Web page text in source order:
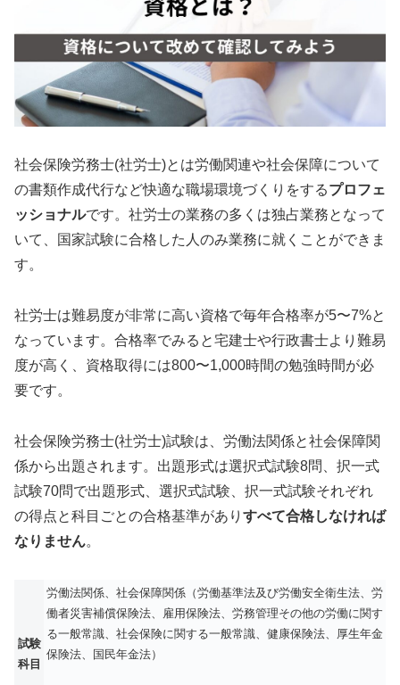
社会保険労務士(社労士)とは労働関連や社会保障について
の書類作成代行など快適な職場環境づくりをするプロフェ
ッショナルです。社労士の業務の多くは独占業務となって
いて、国家試験に合格した人のみ業務に就くことができま
す。
社労士は難易度が非常に高い資格で毎年合格率が5〜7%と
なっています。合格率でみると宅建士や行政書士より難易
度が高く、資格取得には800〜1,000時間の勉強時間が必
要です。
社会保険労務士(社労士)試験は、労働法関係と社会保障関
係から出題されます。出題形式は選択式試験8問、択一式
試験70問で出題形式、選択式試験、択一式試験それぞれ
の得点と科目ごとの合格基準があり すべて合格しなければ
なりません。
試験
科目
労働法関係、社会保障関係（労働基準法及び労働安全衛生法、労
働者災害補償保険法、雇用保険法、労務管理その他の労働に関す
る一般常識、社会保険に関する一般常識、健康保険法、厚生年金
保険法、国民年金法）